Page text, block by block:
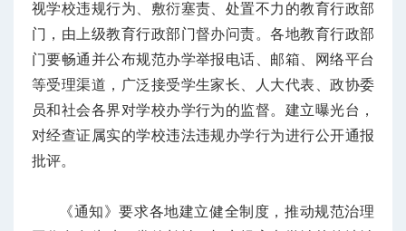
视学校违规行为、敷衍塞责、处置不力的教育行政部
门，由上级教育行政部门督办问责。各地教育行政部
门要畅通并公布规范办学举报电话、邮箱、网络平台
等受理渠道，广泛接受学生家长、人大代表、政协委
员和社会各界对学校办学行为的监督。建立曝光台，
对经查证属实的学校违法违规办学行为进行公开通报
批评。
《通知》要求各地建立健全制度，推动规范治理